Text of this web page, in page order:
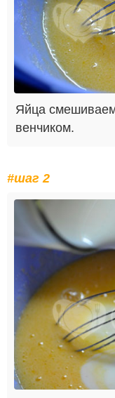
Яйца
венчиком.
#шаг 2